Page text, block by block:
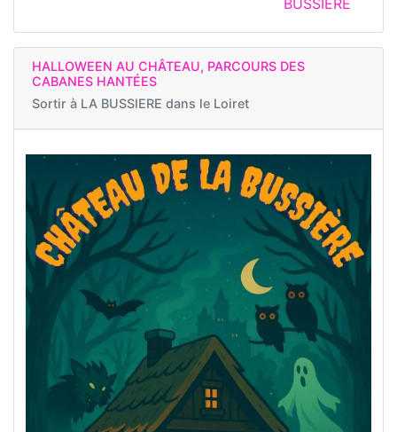
HALLOWEEN AU CHÂTEAU, PARCOURS DES
CABANES HANTÉES
Sortir à LA BUSSIERE dans le Loiret